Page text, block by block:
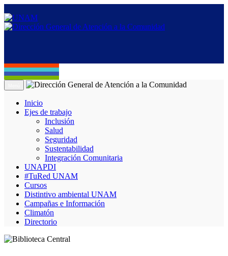
Inicio
Ejes de trabajo
Inclusión
Salud
Seguridad
Sustentabilidad
Integración Comunitaria
UNAPDI
#TuRed UNAM
Cursos
Distintivo ambiental UNAM
Campañas e Información
Climatón
Directorio